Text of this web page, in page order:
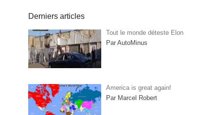
Derniers articles
Tout le monde déteste Elon
Par AutoMinus
America is great again!
Par Marcel Robert